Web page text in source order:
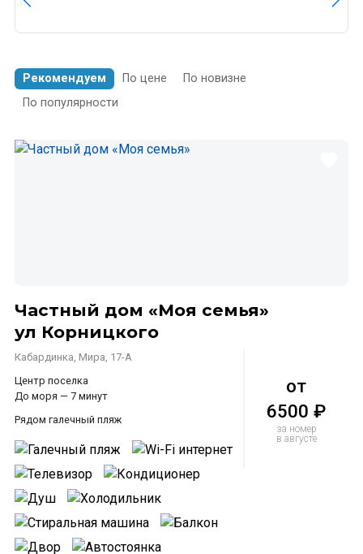
Рекомендуем По цене
По новизне
По популярности
Частный дом «Моя семья»
ул Корницкого
Кабардинка, Мира, 17-А
Центр поселка
До моря — 7 минут
Рядом галечный пляж
от
6500 ₽
за номер
в августе